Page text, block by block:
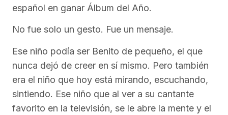
español en ganar Álbum del Año.
No fue solo un gesto. Fue un mensaje.
Ese niño podía ser Benito de pequeño, el que
nunca dejó de creer en sí mismo. Pero también
era el niño que hoy está mirando, escuchando,
sintiendo. Ese niño que al ver a su cantante
favorito en la televisión, se le abre la mente y el